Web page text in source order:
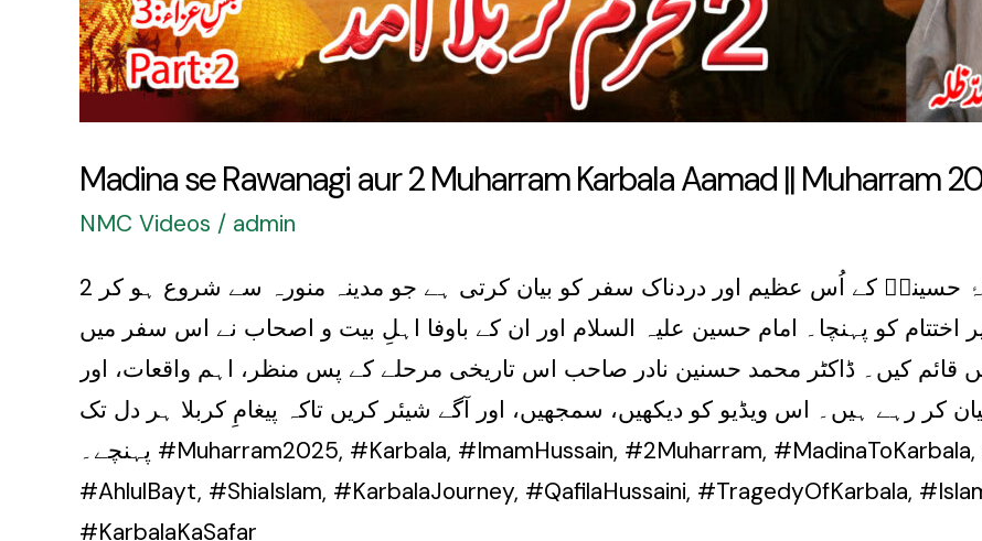
Madina se Rawanagi aur 2 Muharram Karbala Aamad || Muharram
NMC Videos / admin
یہ ویڈیو محرم الحرام کی مجلس میں قافلۂ حسینیؑ کے اُس عظیم اور دردناک سفر کو بیان کرتی ہے جو مدینہ منورہ سے شروع ہو کر 2
کو پہنچا۔ امام حسین علیہ السلام اور ان کے باوفا اہلِ بیت و اصحاب نے اس سفر میں
قائم کیں۔ ڈاکٹر محمد حسنین نادر صاحب اس تاریخی مرحلے کے پس منظر، اہم واقعات، اور
کر رہے ہیں۔ اس ویڈیو کو دیکھیں، سمجھیں، اور آگے شیئر کریں تاکہ پیغامِ کربلا ہر دل تک
پہنچے۔ #Muharram2025, #Karbala, #ImamHussain, #2Muharram, #MadinaToKarbala, #DrMuhammadHasnainNadir,
#AhlulBayt, #ShiaIslam, #KarbalaJourney, #QafilaHussaini, #TragedyOfKarbala,
#KarbalaKaSafar